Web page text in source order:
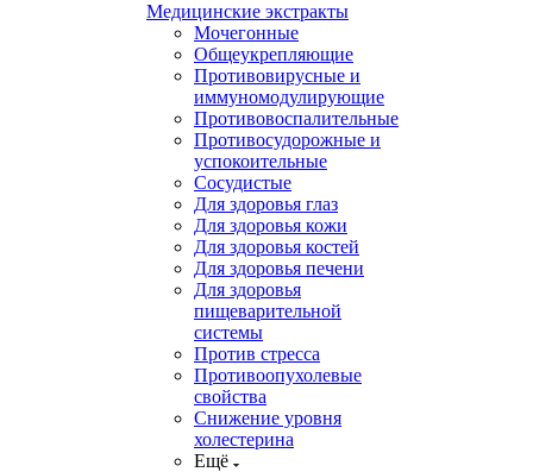
Медицинские экстракты
Мочегонные
Общеукрепляющие
Противовирусные и
иммуномодулирующие
Противовоспалительные
Противосудорожные и
успокоительные
Сосудистые
Для здоровья глаз
Для здоровья кожи
Для здоровья костей
Для здоровья печени
Для здоровья
пищеварительной
системы
Против стресса
Противоопухолевые
свойства
Снижение уровня
холестерина
Ещё